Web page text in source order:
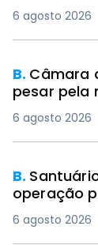
6 agosto 2026
B. Câmara
pesar pela
6 agosto 2026
B.
operação
6 agosto 2026